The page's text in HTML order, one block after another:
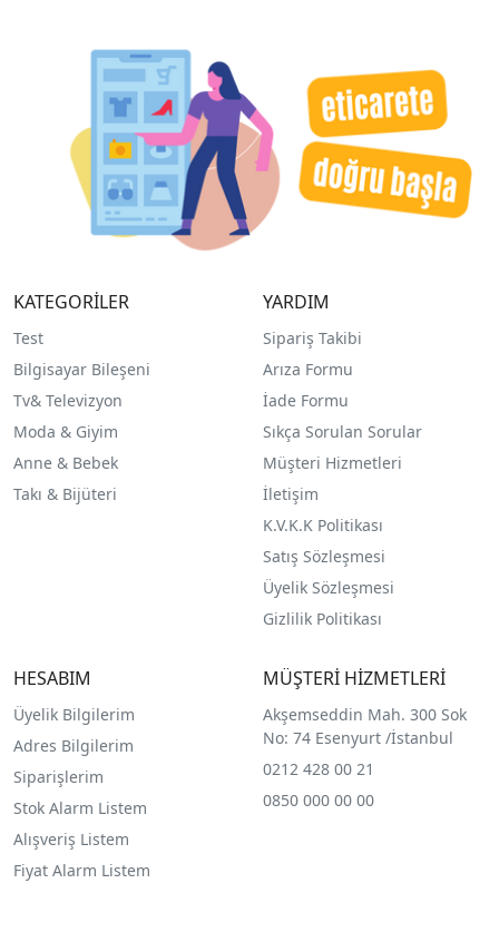
KATEGORİLER
Test
Bilgisayar Bileşeni
Tv& Televizyon
Moda & Giyim
Anne & Bebek
Takı & Bijüteri
YARDIM
Sipariş Takibi
Arıza Formu
İade Formu
Sıkça Sorulan Sorular
Müşteri Hizmetleri
İletişim
K.V.K.K Politikası
Satış Sözleşmesi
Üyelik Sözleşmesi
Gizlilik Politikası
HESABIM
Üyelik Bilgilerim
Adres Bilgilerim
Siparişlerim
Stok Alarm Listem
Alışveriş Listem
Fiyat Alarm Listem
MÜŞTERİ HİZMETLERİ
Akşemseddin Mah. 300 Sok
No: 74 Esenyurt /İstanbul
0212 428 00 21
0850 000 00 00